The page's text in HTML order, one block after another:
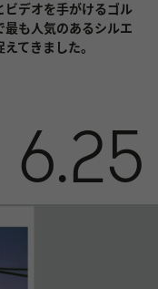
ビデオを手がけるゴル
も人気のあるシルエ
てきました。
6.25